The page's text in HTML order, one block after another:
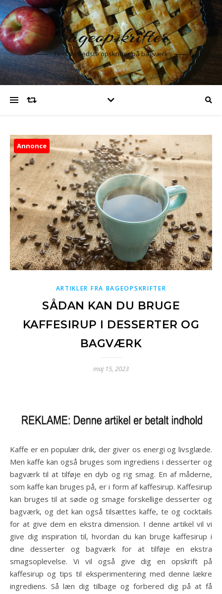
Bageopskrifter
Find de bedste opskrifter på bagværk
Annonce
ARTIKLER FRA BAGEOPSKRIFTER
SÅDAN KAN DU BRUGE
KAFFESIRUP I DESSERTER OG
BAGVÆRK
maj 15, 2023
Kaffe er en populær drik, der giver os energi og livsglæde.
Men kaffe kan også bruges som ingrediens i desserter og
bagværk til at tilføje en dyb og rig smag. En af måderne,
som kaffe kan bruges på, er i form af kaffesirup. Kaffesirup
kan bruges til at søde og smage forskellige desserter og
bagværk, og det kan også tilsættes kaffe, te og cocktails
for at give dem en ekstra dimension. I denne artikel vil vi
give dig inspiration til, hvordan du kan bruge kaffesirup i
dine desserter og bagværk for at tilføje en ekstra
smagsoplevelse. Vi vil også give dig en opskrift på
kaffesirup og tips til eksperimentering med denne lækre
ingrediens. Så læn dig tilbage og forbered dig på at få